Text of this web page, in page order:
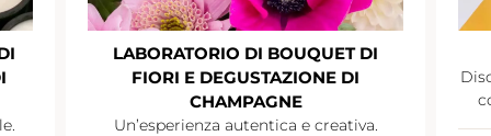
LABORATORIO DI BOUQUET DI
FIORI E DEGUSTAZIONE DI
CHAMPAGNE
Un’esperienza autentica e creativa.